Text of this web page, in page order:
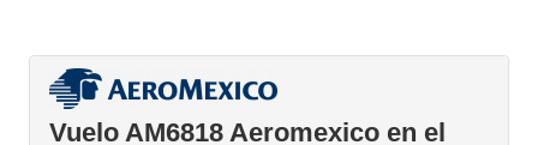
Vuelo AM6818 Aeromexico en el